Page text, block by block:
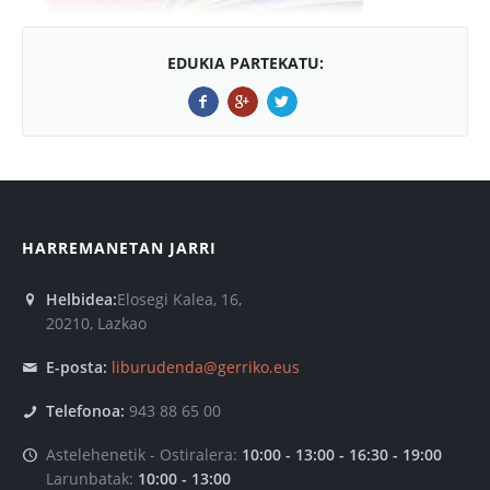
EDUKIA PARTEKATU:
HARREMANETAN JARRI
Helbidea:Elosegi Kalea, 16,
20210, Lazkao
E-posta: liburudenda@gerriko.eus
Telefonoa: 943 88 65 00
Astelehenetik - Ostiralera: 10:00 - 13:00 - 16:30 - 19:00
Larunbatak: 10:00 - 13:00